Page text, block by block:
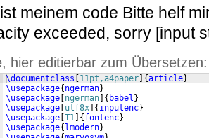
meinem code Bitte helf
exceeded, sorry [input
hier editierbar zum Übersetzen:
\documentclass 11pt,a4paper {article}
\usepackage{ ngerman}
\usepackage ngerman { babel }
\usepackage utf8x { inputenc}
\usepackage T1 { fontenc}
\usepackage{ lmodern}